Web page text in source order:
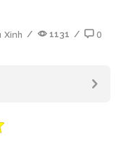
Xinh / 1131 / 0